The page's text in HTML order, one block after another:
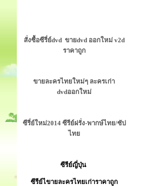
สั่งซื้อซีรี่ย์dvd ขายdvd ออกใหม่ v2d
ราคาถูก
ขายละครไทยใหม่ๆ ละครเก่า
dvdออกใหม่
ซีรี่ย์ใหม่2014 ซีรีย์ฝรั่ง-พากษ์ไทย/ซัป
ไทย
ซีรีย์ญี่ปุ่น
ซีรีย์ไขายละครไทยเก่าราคาถูก